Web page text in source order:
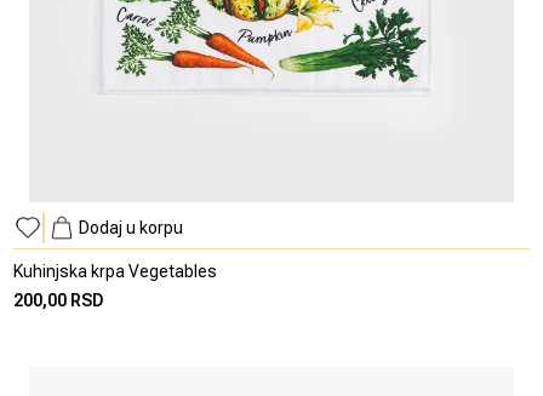
Dodaj u korpu
Kuhinjska krpa Vegetables
200,00 RSD